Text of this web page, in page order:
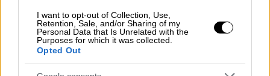
I want to opt-out of Collection, Use,
Retention, Sale, and/or Sharing of my
Personal Data that Is Unrelated with the
Purposes for which it was collected.
Opted Out
Σε περίπτωση στενής επαφής με κρούσμα
εκτός σχολικού πλαισίου:
Οι εμβολιασμένοι μαθητές επιστρέφουν